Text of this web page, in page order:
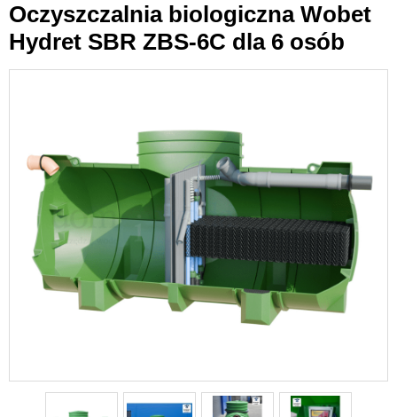
Oczyszczalnia biologiczna Wobet
Hydret SBR ZBS-6C dla 6 osób